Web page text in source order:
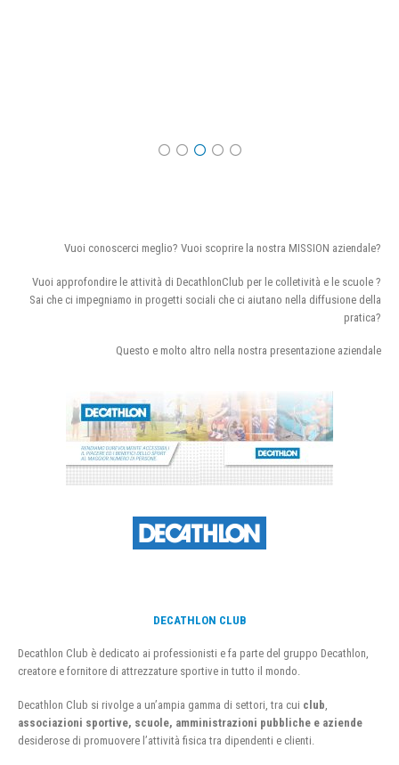
Vuoi conoscerci meglio? Vuoi scoprire la nostra MISSION aziendale?
Vuoi approfondire le attività di DecathlonClub per le colletività e le scuole ?
Sai che ci impegniamo in progetti sociali che ci aiutano nella diffusione della
pratica?
Questo e molto altro nella nostra presentazione aziendale
DECATHLON CLUB
Decathlon Club è dedicato ai professionisti e fa parte del gruppo Decathlon,
creatore e fornitore di attrezzature sportive in tutto il mondo.
Decathlon Club si rivolge a un’ampia gamma di settori, tra cui club
associazioni sportive, scuole, amministrazioni pubbliche e aziende
desiderose di promuovere l’attività fisica tra dipendenti e clienti.